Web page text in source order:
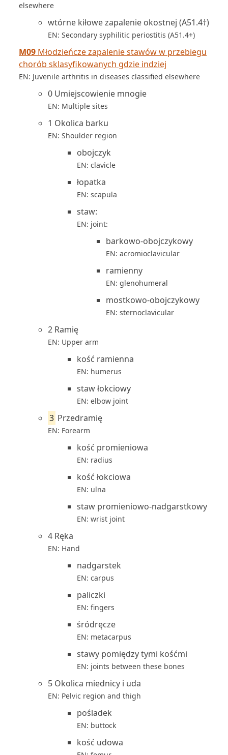
elsewhere
wtórne kiłowe zapalenie okostnej (A51.4†)
EN: Secondary syphilitic periostitis (A51.4+)
M09 Młodzieńcze zapalenie stawów w przebiegu
chorób sklasyfikowanych gdzie indziej
EN: Juvenile arthritis in diseases classified elsewhere
0 Umiejscowienie mnogie
EN: Multiple sites
1 Okolica barku
EN: Shoulder region
obojczyk
EN: clavicle
łopatka
EN: scapula
staw:
EN: joint:
barkowo-obojczykowy
EN: acromioclavicular
ramienny
EN: glenohumeral
mostkowo-obojczykowy
EN: sternoclavicular
2 Ramię
EN: Upper arm
kość ramienna
EN: humerus
staw łokciowy
EN: elbow joint
3 Przedramię
EN: Forearm
kość promieniowa
EN: radius
kość łokciowa
EN: ulna
staw promieniowo-nadgarstkowy
EN: wrist joint
4 Ręka
EN: Hand
nadgarstek
EN: carpus
paliczki
EN: fingers
śródręcze
EN: metacarpus
stawy pomiędzy tymi kośćmi
EN: joints between these bones
5 Okolica miednicy i uda
EN: Pelvic region and thigh
pośladek
EN: buttock
kość udowa